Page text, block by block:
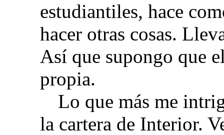
estudiantiles, hace
hacer otras cosas.
Así que supongo que
propia.
Lo que más me
la cartera de Interior.